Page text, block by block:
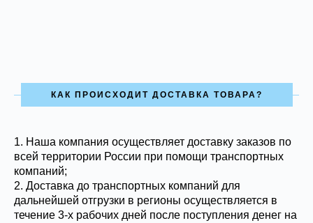
КАК ПРОИСХОДИТ ДОСТАВКА ТОВАРА?
1. Наша компания осуществляет доставку заказов по
всей территории России при помощи транспортных
компаний;
2. Доставка до транспортных компаний для
дальнейшей отгрузки в регионы осуществляется в
течение 3-х рабочих дней после поступления денег на